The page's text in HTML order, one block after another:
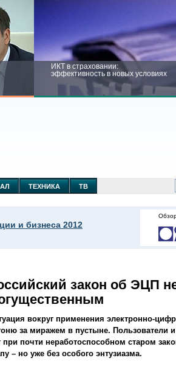
ИКТ в страховании:
эффективность в новых условиях
новых условиях
ТЕХНИКА ТВ
и бизнеса 2012
закон об ЭЦП
вокруг применения электронно-
за миражем в пустыне. Пользователи
при почти неработоспособном старом
– но уже без особого энтузиазма.